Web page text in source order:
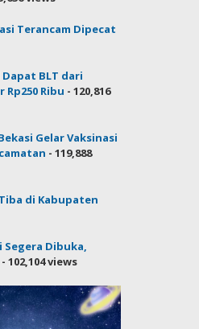
Terancam Dipecat
Dapat BLT dari
Rp250 Ribu - 120,816
Gelar Vaksinasi
- 119,888
di Kabupaten
Dibuka,
- 102,104 views